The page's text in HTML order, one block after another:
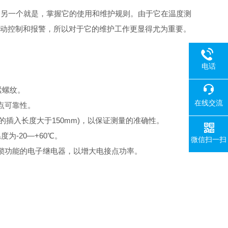
一个就是，掌握它的使用和维护规则。由于它在温度测
制和报警，所以对于它的维护工作更显得尤为重要。
纹。
靠性。
长度大于150mm)，以保证测量的准确性。
为-20—+60℃。
能的电子继电器，以增大电接点功率。
电话
在线交流
微信扫一扫